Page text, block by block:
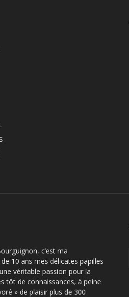
c’est ma
de 10 ans mes délicates papilles
véritable passion pour la
tôt de connaissances, à peine
» de plaisir plus de 300